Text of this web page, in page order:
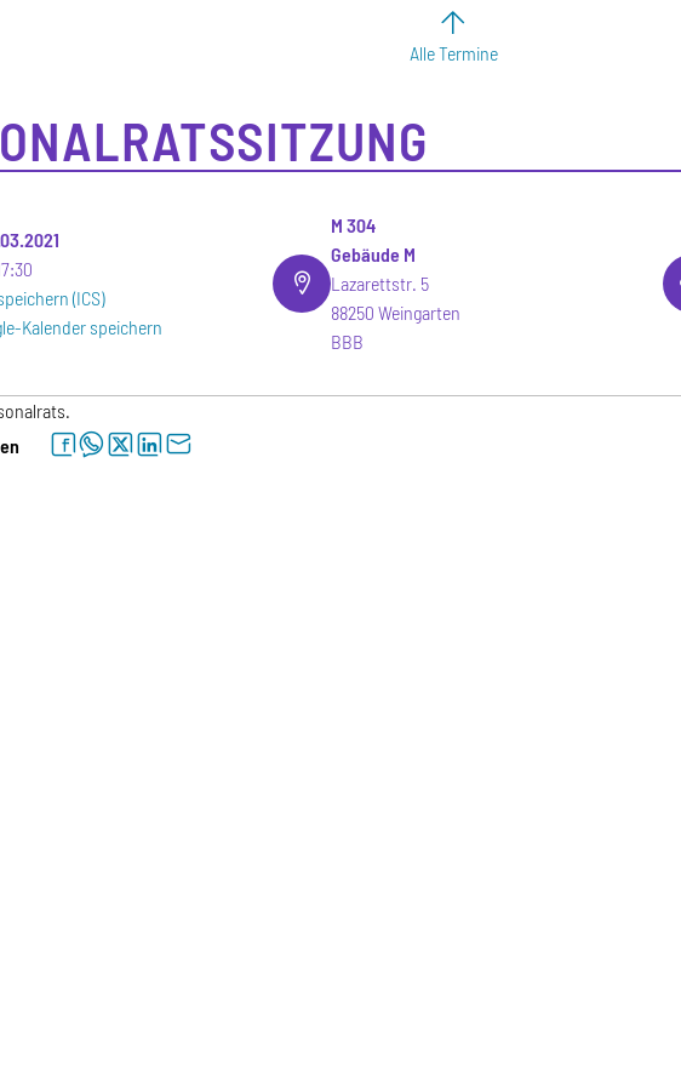
Alle Termine
(ICS)
Kalender speichern
M 304
Gebäude M
Lazarettstr. 5
88250 Weingarten
BBB
facebookwhatsapptwitterlinkedinletter